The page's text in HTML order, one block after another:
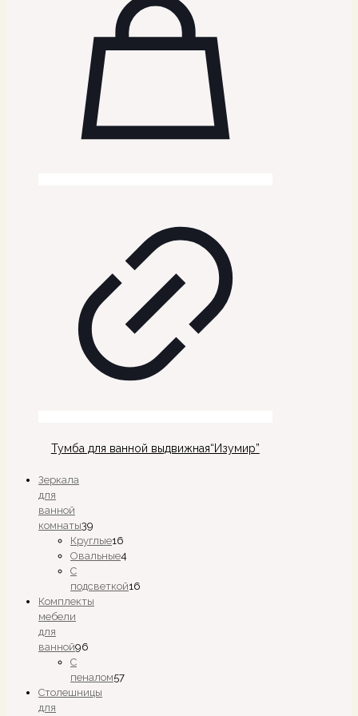
Тумба для ванной выдвижная“Изумир”
Зеркала
для
ванной
комнаты39
товаров
Круглые16
16
товаров
Овальные4
4
товара
С
подсветкой16
16
товаров
Комплекты
мебели
для
ванной96
товаров
С
пеналом57
57
Столешницы
для